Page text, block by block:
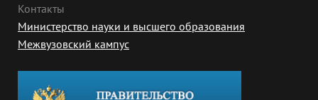
Контакты
Министерство науки и высшего образования
Межвузовский кампус